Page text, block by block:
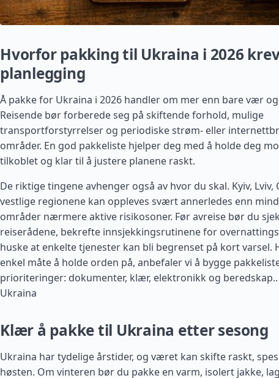
Hvorfor pakking til Ukraina i 2026
planlegging
Å pakke for Ukraina i 2026 handler om mer enn bare vær
Reisende bør forberede seg på skiftende forhold, mulige
transportforstyrrelser og periodiske strøm- eller
områder. En god pakkeliste hjelper deg med å holde deg
tilkoblet og klar til å justere planene raskt.
De riktige tingene avhenger også av hvor du skal. Kyiv, Lviv,
vestlige regionene kan oppleves svært annerledes enn
områder nærmere aktive risikosoner. Før avreise bør du
reiserådene, bekrefte innsjekkingsrutinene for
huske at enkelte tjenester kan bli begrenset på kort varsel.
enkel måte å holde orden på, anbefaler vi å bygge
prioriteringer: dokumenter, klær, elektronikk og beredskap..
Ukraina
Klær å pakke til Ukraina etter sesong
Ukraina har tydelige årstider, og været kan skifte raskt,
høsten. Om vinteren bør du pakke en varm, isolert jakke,